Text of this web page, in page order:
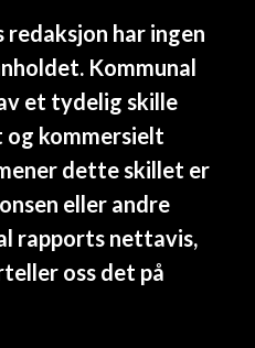
ekstremvær og
KLP
7. og 8. mars i
hvis du melder deg
du early bird-pris!
har ingen
Kommunal
et tydelig skille
og kommersielt
dette skillet er
eller andre
rapports nettavis,
oss det på